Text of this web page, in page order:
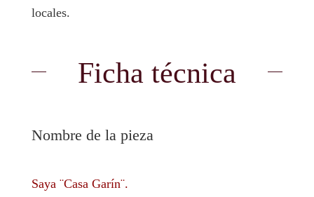
locales.
Ficha técnica
Nombre de la pieza
Saya ¨Casa Garín¨.